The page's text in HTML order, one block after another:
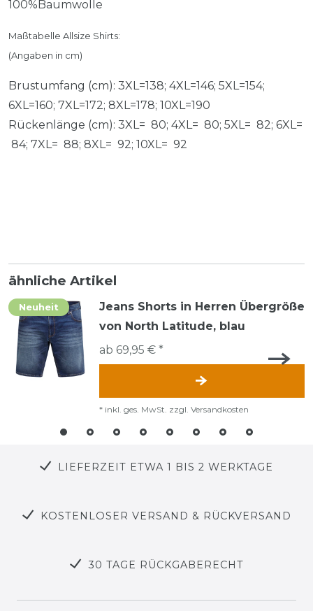
100%Baumwolle
Maßtabelle Allsize Shirts:
(Angaben in cm)
Brustumfang (cm): 3XL=138; 4XL=146; 5XL=154;
6XL=160; 7XL=172; 8XL=178; 10XL=190
Rückenlänge (cm): 3XL= 80; 4XL= 80; 5XL= 82; 6XL=
84; 7XL= 88; 8XL= 92; 10XL= 92
ähnliche Artikel
Neuheit
Jeans Shorts in Herren Übergröße
von North Latitude, blau
ab 69,95 € *
* inkl. ges. MwSt. zzgl. Versandkosten
LIEFERZEIT ETWA 1 BIS 2 WERKTAGE
KOSTENLOSER VERSAND & RÜCKVERSAND
30 TAGE RÜCKGABERECHT